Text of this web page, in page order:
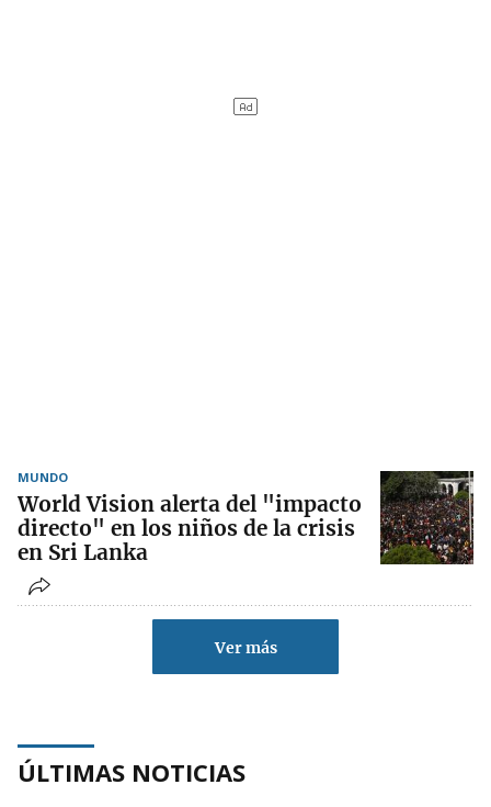
MUNDO
World Vision alerta del "impacto
directo" en los niños de la crisis
en Sri Lanka
Ver más
ÚLTIMAS NOTICIAS